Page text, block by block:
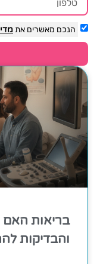
הנכם מאשרים את
בריאות האם
והבדיקות